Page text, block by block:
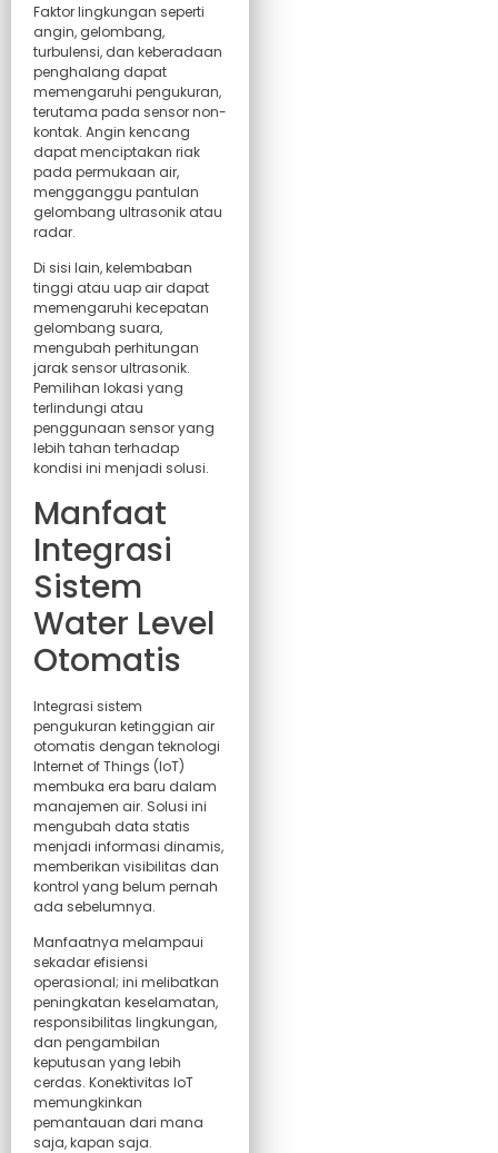
Faktor lingkungan seperti
angin, gelombang,
turbulensi, dan keberadaan
penghalang dapat
memengaruhi pengukuran,
terutama pada sensor non-
kontak. Angin kencang
dapat menciptakan riak
pada permukaan air,
mengganggu pantulan
gelombang ultrasonik atau
radar.
Di sisi lain, kelembaban
tinggi atau uap air dapat
memengaruhi kecepatan
gelombang suara,
mengubah perhitungan
jarak sensor ultrasonik.
Pemilihan lokasi yang
terlindungi atau
penggunaan sensor yang
lebih tahan terhadap
kondisi ini menjadi solusi.
Manfaat
Integrasi
Sistem
Water Level
Otomatis
Integrasi sistem
pengukuran ketinggian air
otomatis dengan teknologi
Internet of Things (IoT)
membuka era baru dalam
manajemen air. Solusi ini
mengubah data statis
menjadi informasi dinamis,
memberikan visibilitas dan
kontrol yang belum pernah
ada sebelumnya.
Manfaatnya melampaui
sekadar efisiensi
operasional; ini melibatkan
peningkatan keselamatan,
responsibilitas lingkungan,
dan pengambilan
keputusan yang lebih
cerdas. Konektivitas IoT
memungkinkan
pemantauan dari mana
saja, kapan saja.